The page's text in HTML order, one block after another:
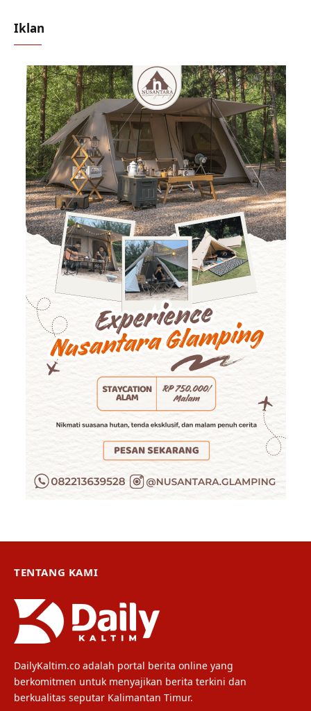
Iklan
TENTANG KAMI
DailyKaltim.co adalah portal berita online yang
berkomitmen untuk menyajikan berita terkini dan
berkualitas seputar Kalimantan Timur.